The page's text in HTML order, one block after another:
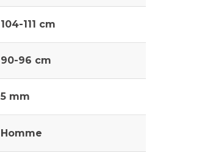
104-111 cm
90-96 cm
5 mm
Homme